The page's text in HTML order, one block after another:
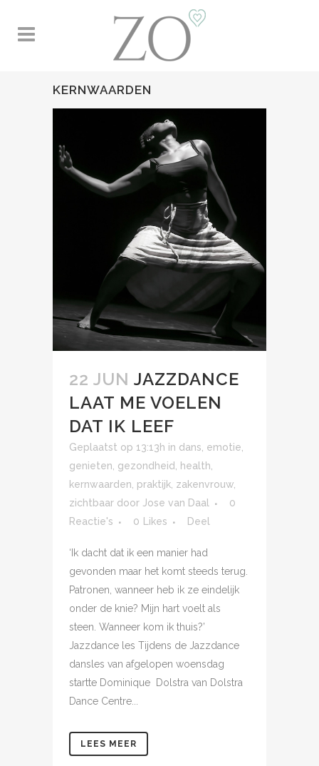
KERNWAARDEN
22 JUN JAZZDANCE
LAAT ME VOELEN
DAT IK LEEF
Geplaatst op 13:13h in dans, emotie,
genieten, gezondheid, health,
kernwaarden, praktijk, zakenvrouw,
zichtbaar door Jose van Daal
0
Reactie's
0 Likes Deel
‘Ik dacht dat ik een manier had
gevonden maar het komt steeds terug.
Patronen, wanneer heb ik ze eindelijk
onder de knie? Mijn hart voelt als
steen. Wanneer kom ik thuis?’
Jazzdance les Tijdens de Jazzdance
dansles van afgelopen woensdag
startte Dominique Dolstra van Dolstra
Dance Centre...
LEES MEER